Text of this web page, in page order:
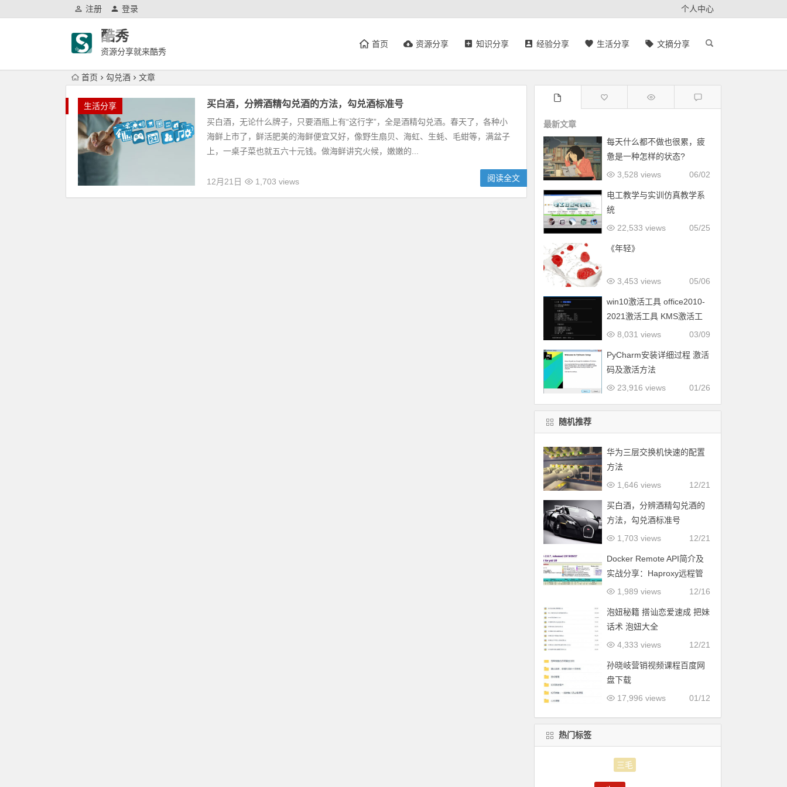
注册 登录 个人中心
酷秀
资源分享就来酷秀
首页 资源分享 知识分享 经验分享 生活分享 文摘分享
首页 勾兑酒 文章
生活分享 买白酒，分辨酒精勾兑酒的方法，勾兑酒标准号
买白酒，无论什么牌子，只要酒瓶上有“这行字”，全是酒精勾兑酒。春天了，各种小
海鲜上市了，鲜活肥美的海鲜便宜又好，像野生扇贝、海虹、生蚝、毛蚶等，满盆子
上，一桌子菜也就五六十元钱。做海鲜讲究火候，嫩嫩的...
12月21日 1,703 views 阅读全文
最新文章
每天什么都不做也很累，疲
惫是一种怎样的状态?
06/02
3,528 views
电工教学与实训仿真教学系
统
05/25
22,533 views
《年轻》
05/06
3,453 views
win10激活工具 office2010-
2021激活工具 KMS激活工
具
03/09
8,031 views
PyCharm安装详细过程 激活
码及激活方法
01/26
23,916 views
随机推荐
华为三层交换机快速的配置
方法
12/21
1,646 views
买白酒，分辨酒精勾兑酒的
方法，勾兑酒标准号
12/21
1,703 views
Docker Remote API简介及
实战分享：Haproxy远程管
理
12/16
1,989 views
泡妞秘籍 搭讪恋爱速成 把妹
话术 泡妞大全
12/21
4,333 views
孙晓岐营销视频课程百度网
盘下载
01/12
17,996 views
热门标签
python